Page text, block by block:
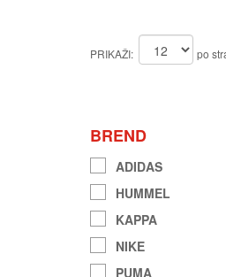
PRIKAŽI: po
BREND
ADIDAS
HUMMEL
KAPPA
NIKE
PUMA